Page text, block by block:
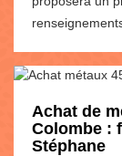
Achat de
Colombe :
Stéphane